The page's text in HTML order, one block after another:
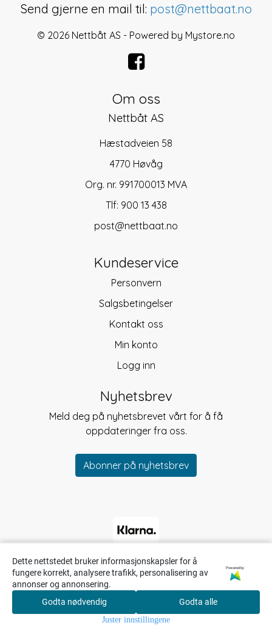
Søk
Send gjerne en mail til: post@nettbaat.no
© 2026 Nettbåt AS - Powered by Mystore.no
Om oss
Nettbåt AS
Hæstadveien 58
4770 Høvåg
Org. nr. 991700013 MVA
Tlf: 900 13 438
post@nettbaat.no
Kundeservice
Personvern
Salgsbetingelser
Kontakt oss
Min konto
Logg inn
Nyhetsbrev
Meld deg på nyhetsbrevet vårt for å få
oppdateringer fra oss.
Abonner på nyhetsbrev
Dette nettstedet bruker informasjonskapsler for å
fungere korrekt, analysere trafikk, personalisering av
annonser og annonsering.
Powered by
Godta nødvendig Godta alle
Juster innstillingene